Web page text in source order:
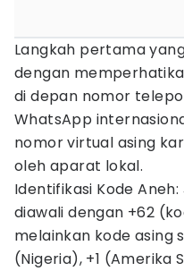
Langkah pertama
dengan
di depan nomor
WhatsApp
nomor virtual asing
oleh aparat lokal.
Identifikasi Kode
diawali dengan +62
melainkan kode asing
(Nigeria), +1 (Amerika